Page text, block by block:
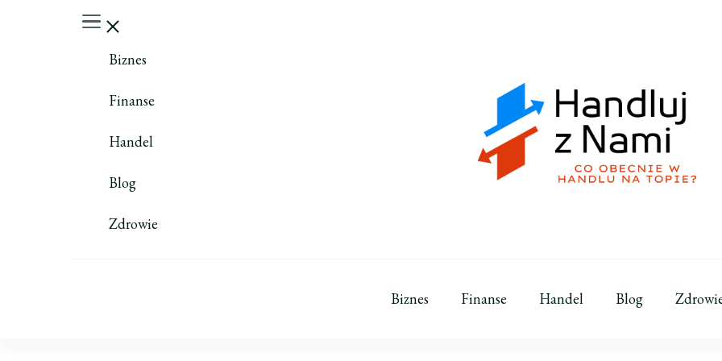
Biznes
Finanse
Handel
Blog
Zdrowie
Biznes Finanse Handel Blog